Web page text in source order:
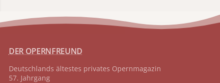
DER OPERNFREUND
Deutschlands ältestes privates Opernmagazin
57. Jahrgang